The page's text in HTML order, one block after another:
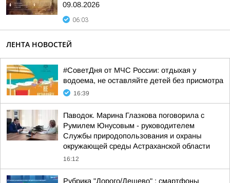
09.08.2026
06:03
ЛЕНТА НОВОСТЕЙ
#СоветДня от МЧС России: отдыхая у
водоема, не оставляйте детей без присмотра
16:39
Паводок. Марина Глазкова поговорила с
Румилем Юнусовым - руководителем
Службы природопользования и охраны
окружающей среды Астраханской области
16:12
Рубрика "Дорого/Дешево" : смартфоны